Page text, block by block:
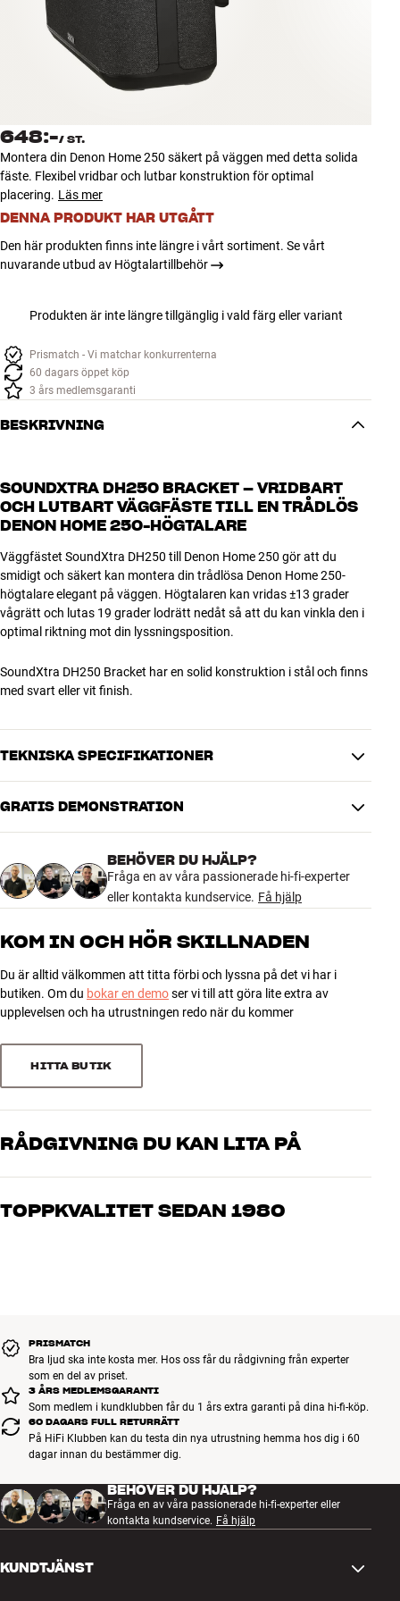
Tillbehör
INSPIRATION
NYHETER
ERBJUDANDEN
Hitta Butik
Kundtjänst
Bygg med ljud
648:-/ ST.
Montera din Denon Home 250 säkert på väggen med detta solida
fäste. Flexibel vridbar och lutbar konstruktion för optimal
placering. Läs mer
DENNA PRODUKT HAR UTGÅTT
Den här produkten finns inte längre i vårt sortiment. Se vårt
nuvarande utbud av Högtalartillbehör
Produkten är inte längre tillgänglig i vald färg eller variant
Prismatch - Vi matchar konkurrenterna
60 dagars öppet köp
3 års medlemsgaranti
BESKRIVNING
SOUNDXTRA DH250 BRACKET – VRIDBART
OCH LUTBART VÄGGFÄSTE TILL EN TRÅDLÖS
DENON HOME 250-HÖGTALARE
Väggfästet SoundXtra DH250 till Denon Home 250 gör att du
smidigt och säkert kan montera din trådlösa Denon Home 250-
högtalare elegant på väggen. Högtalaren kan vridas ±13 grader
vågrätt och lutas 19 grader lodrätt nedåt så att du kan vinkla den i
optimal riktning mot din lyssningsposition.
SoundXtra DH250 Bracket har en solid konstruktion i stål och finns
med svart eller vit finish.
TEKNISKA SPECIFIKATIONER
PRESTANDA
Vertikal vridning
19 °
DIMENSIONER OCH DESIGN
Vikt (kg)
1
Vikt emballage (kg)
1
Mått (förpackning)
15 x 10 x 17 cm (bredd x höjd x
djup)
Vikt: 0,5 kg
Skruvar till väggen köps separat
GRATIS DEMONSTRATION
BEHÖVER DU HJÄLP?
Fråga en av våra passionerade hi-fi-experter
eller kontakta kundservice. Få hjälp
KOM IN OCH HÖR SKILLNADEN
Du är alltid välkommen att titta förbi och lyssna på det vi har i
butiken. Om du bokar en demoser vi till att göra lite extra av
upplevelsen och ha utrustningen redo när du kommer
HITTA BUTIK
RÅDGIVNING DU KAN LITA PÅ
Våra medarbetare är riktiga entusiaster som kan produkterna och
vad du drömmer om, så hjälper vi dig att hitta den lösning som
TOPPKVALITET SEDAN 1980
PRISMATCH
Bra ljud ska inte kosta mer. Hos oss får du rådgivning från experter
som en del av priset.
3 ÅRS MEDLEMSGARANTI
Som medlem i kundklubben får du 1 års extra garanti på dina hi-fi-köp.
60 DAGARS FULL RETURRÄTT
På HiFi Klubben kan du testa din nya utrustning hemma hos dig i 60
dagar innan du bestämmer dig.
BEHÖVER DU HJÄLP?
Fråga en av våra passionerade hi-fi-experter eller
kontakta kundservice. Få hjälp
KUNDTJÄNST